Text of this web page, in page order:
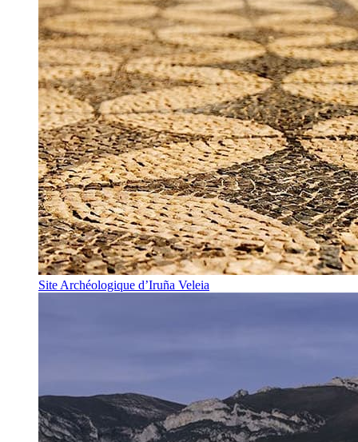
Site Archéologique d’Iruña Veleia